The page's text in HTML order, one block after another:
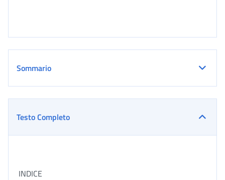
Sommario
Testo Completo
INDICE